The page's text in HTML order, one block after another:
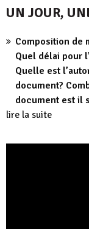
UN JOUR,
Composition de
Quel délai pour
Quelle est
document?
document est il
lire la suite